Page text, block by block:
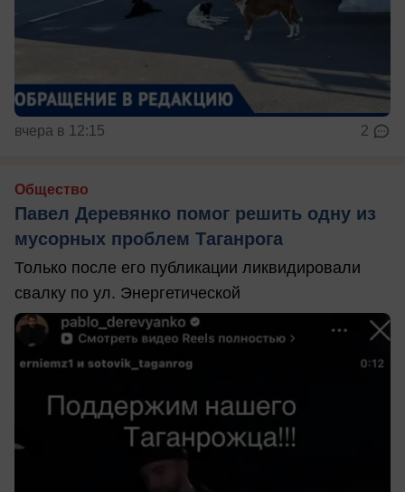
вчера в 12:15 2
Общество
Павел Деревянко помог решить одну из
мусорных проблем Таганрога
Только после его публикации ликвидировали
свалку по ул. Энергетической